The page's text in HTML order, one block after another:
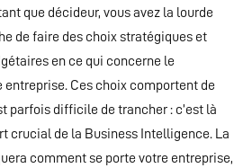
que décideur, vous avez la lourde
de faire des choix stratégiques et
en ce qui concerne le
entreprise. Ces choix comportent de
parfois difficile de trancher : c’est là
crucial de la Business Intelligence. La
comment se porte votre entreprise,